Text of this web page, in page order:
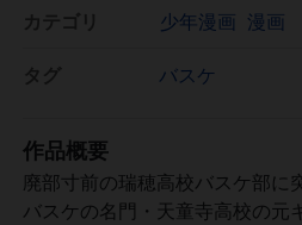
少年漫画 漫画
バスケ
作品概要
廃部寸前の瑞穂高校バスケ部に
バスケの名門・天童寺高校の元